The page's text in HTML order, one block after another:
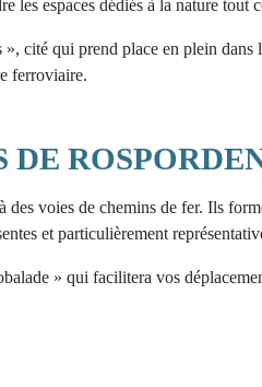
espaces dédiés à la nature tout
cité qui prend place en plein
ferroviaire.
DE
des voies de chemins de fer. Ils
et particulièrement
» qui facilitera vos